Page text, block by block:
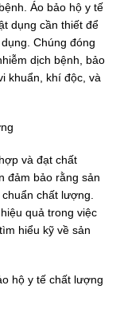
Áo bảo hộ y tế
dụng cần thiết để
Chúng đóng
dịch bệnh, bảo
khuẩn, khí độc, và
và đạt chất
đảm bảo rằng sản
chất lượng.
quả trong việc
hiểu kỹ về sản
hộ y tế chất lượng